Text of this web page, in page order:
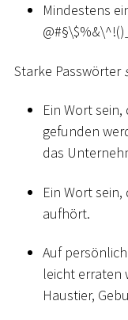
Mindestens
@#§\$%&\^!()
Starke Passwörter
Ein Wort
gefunden
das
Ein Wort
aufhört.
Auf
leicht erraten
Haustier,